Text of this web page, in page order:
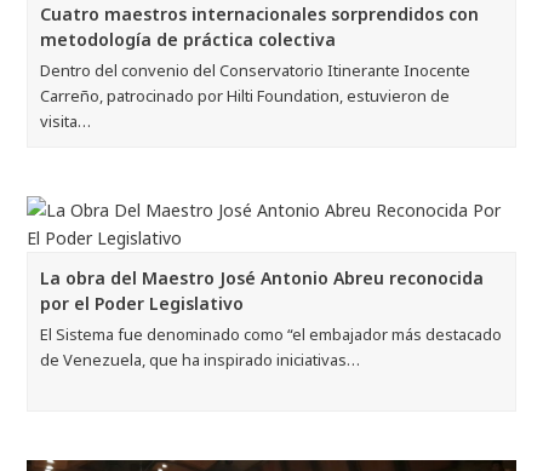
Cuatro maestros internacionales sorprendidos con
metodología de práctica colectiva
Dentro del convenio del Conservatorio Itinerante Inocente
Carreño, patrocinado por Hilti Foundation, estuvieron de
visita…
La obra del Maestro José Antonio Abreu reconocida
por el Poder Legislativo
El Sistema fue denominado como “el embajador más destacado
de Venezuela, que ha inspirado iniciativas…